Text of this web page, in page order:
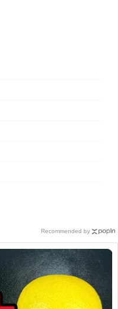
Recommended by